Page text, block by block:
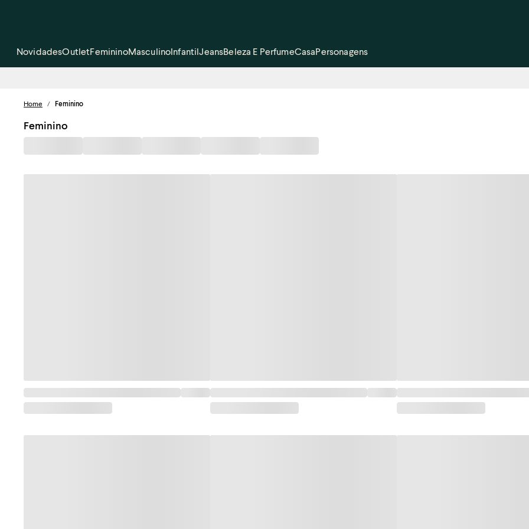
NovidadesOutletFemininoMasculinoInfantilJeansBeleza E PerfumeCasaPersonagens
Home / Feminino
Feminino